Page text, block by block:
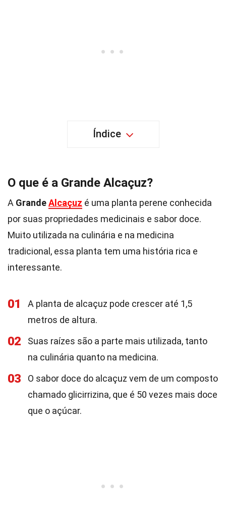
Índice
O que é a Grande Alcaçuz?
A GrandeAlcaçuz é uma planta perene conhecida
por suas propriedades medicinais e sabor doce.
Muito utilizada na culinária e na medicina
tradicional, essa planta tem uma história rica e
interessante.
01
A planta de alcaçuz pode crescer até 1,5
metros de altura.
02
Suas raízes são a parte mais utilizada, tanto
na culinária quanto na medicina.
03
O sabor doce do alcaçuz vem de um composto
chamado glicirrizina, que é 50 vezes mais doce
que o açúcar.